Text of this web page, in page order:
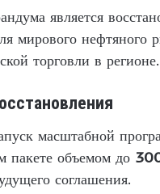
является
мирового
торговли в регионе.
масштабной
пакете объемом до
соглашения.